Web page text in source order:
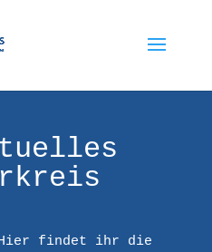
findet ihr die